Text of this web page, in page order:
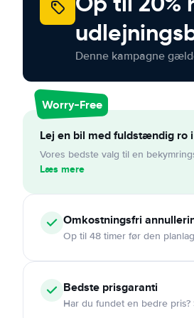
Denne kampagne
Worry-Free
Lej en bil med fuldstændig ro
Vores bedste valg til en
Læs mere
Omkostningsfri
Op til 48 timer før den
Bedste prisgaranti
Har du fundet en bedre